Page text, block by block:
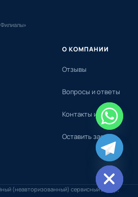
О КОМПАНИИ
Отзывы
Вопросы и ответы
Контакты и адреса
Оставить заявку
(неавторизованный) сервисный центр,
Hide
chaty